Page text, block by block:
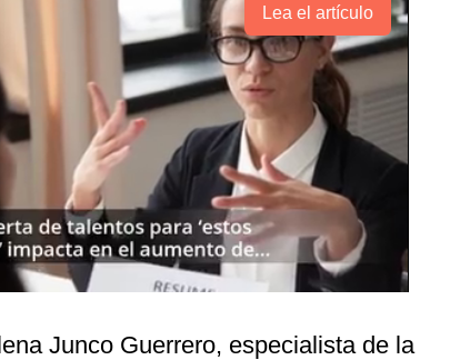
Lea el artículo
Junco Guerrero, especialista de la